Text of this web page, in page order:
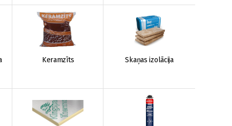
Keramzīts Skaņas izolācija